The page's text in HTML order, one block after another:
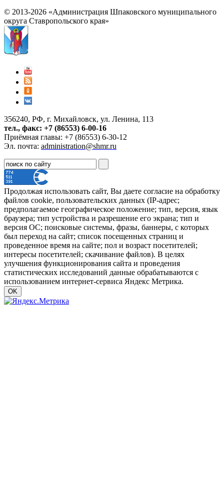
© 2013-2026 «Администрация Шпаковского муниципального
округа Ставропольского края»
356240, РФ, г. Михайловск, ул. Ленина, 113
тел., факс: +7 (86553) 6-00-16
Приёмная главы: +7 (86553) 6-30-12
Эл. почта: administration@shmr.ru
Продолжая использовать сайт, Вы даете согласие на обработку
файлов cookie, пользовательских данных (IP-адрес;
предполагаемое географическое положение; тип, версия, язык
браузера; тип устройства и разрешение его экрана; тип и
версия ОС; поисковые системы, фразы, баннеры, с которых
был переход на сайт; список посещенных страниц и
проведенное время на сайте; пол и возраст посетителей;
интересы посетителей; скачивание файлов). В целях
улучшения функционирования сайта и проведения
статистических исследований данные обрабатываются с
использованием интернет-сервиса Яндекс Метрика.
OK